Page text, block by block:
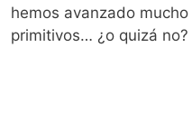
hemos avanzado
primitivos… ¿o quizá no?